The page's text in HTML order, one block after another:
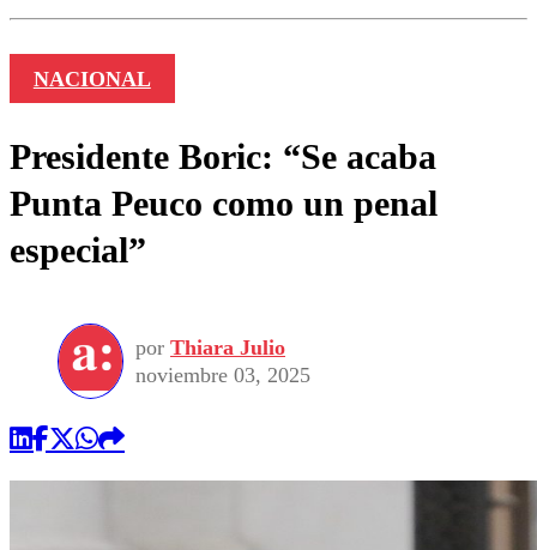
NACIONAL
Presidente Boric: “Se acaba
Punta Peuco como un penal
especial”
por Thiara Julio
noviembre 03, 2025